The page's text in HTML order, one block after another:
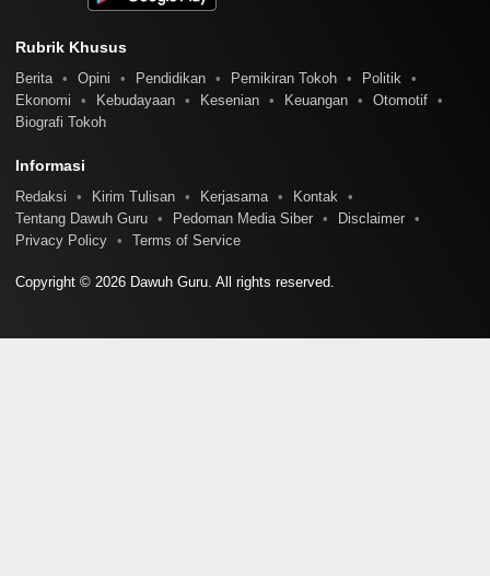
Rubrik Khusus
Berita Opini Pendidikan Pemikiran Tokoh
Politik
Ekonomi
Kebudayaan Kesenian Keuangan
Otomotif
Biografi Tokoh
Informasi
Redaksi Kirim Tulisan Kerjasama
Kontak
Tentang Dawuh Guru
Pedoman Media Siber
Disclaimer
Privacy Policy
Terms of Service
Copyright © 2026 Dawuh Guru. All rights reserved.